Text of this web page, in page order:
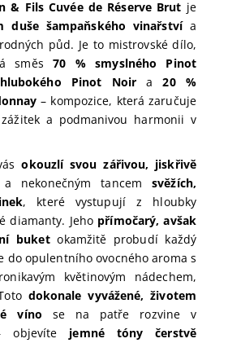
& Fils Cuvée de Réserve Brut je
duše šampaňského vinařstvía
půd. Je to mistrovské dílo,
směs70 % smyslného Pinot
Pinot Noira20 %
– kompozice, která zaručuje
a podmanivou harmonii v
okouzlí svou zářivou, jiskřivě
nekonečným tancemsvěžích,
, které vystupují z hloubky
diamanty. Jeho přímočarý, avšak
buketokamžitě probudí každý
do opulentního ovocného aroma s
květinovým nádechem,
dokonale vyvážené, životem
víno se na patře rozvine v
objevíte jemné tóny čerstvě